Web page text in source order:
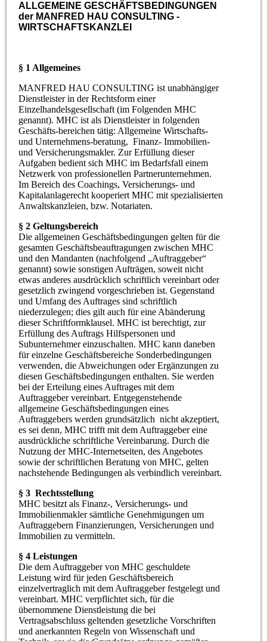
ALLGEMEINE GESCHÄFTSBEDINGUNGEN
der MANFRED HAU CONSULTING -
WIRTSCHAFTSKANZLEI
§ 1 Allgemeines
MANFRED HAU CONSULTING ist unabhängiger
Dienstleister in der Rechtsform einer
Einzelhandelsgesellschaft (im Folgenden MHC
genannt). MHC ist als Dienstleister in folgenden
Geschäfts-bereichen tätig: Allgemeine Wirtschafts-
und Unternehmens-beratung, Finanz- Immobilien-
und Versicherungsmakler. Zur Erfüllung dieser
Aufgaben bedient sich MHC im Bedarfsfall einem
Netzwerk von professionellen Partnerunternehmen.
Im Bereich des Coachings, Versicherungs- und
Kapitalanlagerecht kooperiert MHC mit spezialisierten
Anwaltskanzleien, bzw. Notariaten.
§ 2 Geltungsbereich
Die allgemeinen Geschäftsbedingungen gelten für die
gesamten Geschäftsbeauftragungen zwischen MHC
und den Mandanten (nachfolgend „Auftraggeber“
genannt) sowie sonstigen Aufträgen, soweit nicht
etwas anderes ausdrücklich schriftlich vereinbart oder
gesetzlich zwingend vorgeschrieben ist. Gegenstand
und Umfang des Auftrages sind schriftlich
niederzulegen; dies gilt auch für eine Abänderung
dieser Schriftformklausel. MHC ist berechtigt, zur
Erfüllung des Auftrags Hilfspersonen und
Subunternehmer einzuschalten. MHC kann daneben
für einzelne Geschäftsbereiche Sonderbedingungen
verwenden, die Abweichungen oder Ergänzungen zu
diesen Geschäftsbedingungen enthalten. Sie werden
bei der Erteilung eines Auftrages mit dem
Auftraggeber vereinbart. Entgegenstehende
allgemeine Geschäftsbedingungen eines
Auftraggebers werden grundsätzlich nicht akzeptiert,
es sei denn, MHC trifft mit dem Auftraggeber eine
ausdrückliche schriftliche Vereinbarung. Durch die
Nutzung der MHC-Internetseiten, des Angebotes
sowie der schriftlichen Beratung von MHC, gelten
nachstehende Bedingungen als verbindlich vereinbart.
§ 3 Rechtsstellung
MHC besitzt als Finanz-, Versicherungs- und
Immobilienmakler sämtliche Genehmigungen um
Auftraggebern Finanzierungen, Versicherungen und
Immobilien zu vermitteln.
§ 4 Leistungen
Die dem Auftraggeber von MHC geschuldete
Leistung wird für jeden Geschäftsbereich
einzelvertraglich mit dem Auftraggeber festgelegt und
vereinbart. MHC verpflichtet sich, für die
übernommene Dienstleistung die bei
Vertragsabschluss geltenden gesetzliche Vorschriften
und anerkannten Regeln von Wissenschaft und